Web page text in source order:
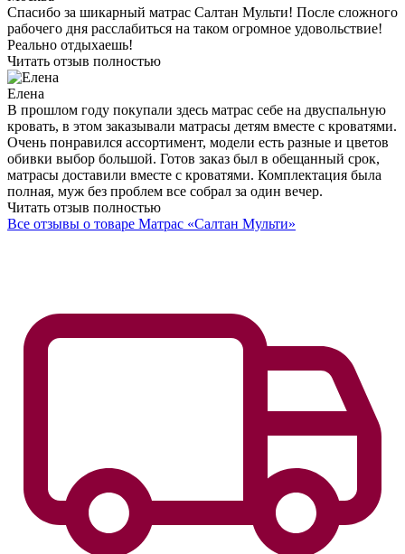
Надежда
Москва
Матрас отличный! Уже год наслаждаемся крепким,
спокойным сном. За этот год матрас нисколько не промялся,
даже по краям. Муж у меня любитель присаживаться на край
кровати, не каждый матрас такое испытание выдержит, а
этому подобное испытание не повредило!
Читать отзыв полностью
Сергей
Москва
Спасибо за шикарный матрас Салтан Мульти! После сложного
рабочего дня расслабиться на таком огромное удовольствие!
Реально отдыхаешь!
кровать, в этом заказывали матрасы детям вместе с кроватями.
Очень понравился ассортимент, модели есть разные и цветов
обивки выбор большой. Готов заказ был в обещанный срок,
матрасы доставили вместе с кроватями. Комплектация была
Все отзывы о товаре Матрас «Салтан Мульти»